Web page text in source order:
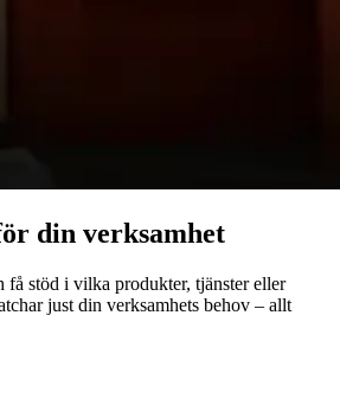
din verksamhet
få stöd i vilka produkter, tjänster eller
just din verksamhets behov – allt